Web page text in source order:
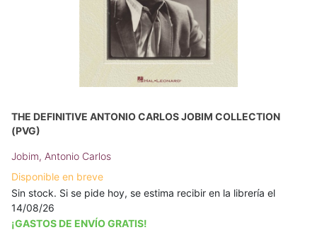
THE DEFINITIVE ANTONIO CARLOS JOBIM COLLECTION
(PVG)
Jobim, Antonio Carlos
Disponible en breve
Sin stock. Si se pide hoy, se estima recibir en la librería el
14/08/26
¡GASTOS DE ENVÍO GRATIS!